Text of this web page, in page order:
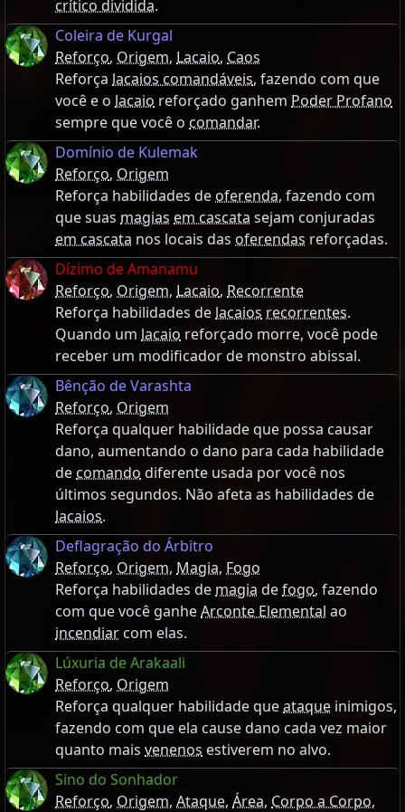
crítico dividida.
Coleira de Kurgal
Reforço, Origem, Lacaio, Caos
Reforça lacaios comandáveis, fazendo com que
você e o lacaio reforçado ganhem Poder Profano
sempre que você o comandar.
Domínio de Kulemak
Reforço, Origem
Reforça habilidades deoferenda, fazendo com
que suas magias em cascata sejam conjuradas
em cascata nos locais das oferendas reforçadas.
Dízimo de Amanamu
Reforço, Origem, Lacaio, Recorrente
Reforça habilidades de lacaios recorrentes.
Quando um lacaio reforçado morre, você pode
receber um modificador de monstro abissal.
Bênção de Varashta
Reforço, Origem
Reforça qualquer habilidade que possa causar
dano, aumentando o dano para cada habilidade
decomando diferente usada por você nos
últimos segundos. Não afeta as habilidades de
lacaios.
Deflagração do Árbitro
Reforço, Origem, Magia, Fogo
Reforça habilidades de magia defogo, fazendo
com que você ganheArconte Elemental ao
incendiarcom elas.
Lúxuria de Arakaali
Reforço, Origem
Reforça qualquer habilidade queataque inimigos,
fazendo com que ela cause dano cada vez maior
quanto mais venenos estiverem no alvo.
Sino do Sonhador
Reforço, Origem, Ataque, Área, Corpo a Corpo,